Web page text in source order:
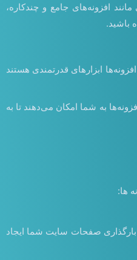
افزونه‌های جامع و چندکاره،
باشید.
ابزارهای قدرتمندی هستند
به شما امکان می‌دهند تا به
ها:
صفحات سایت شما ایجاد